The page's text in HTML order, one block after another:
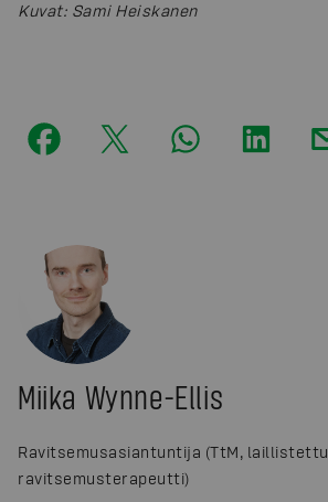
Kuvat: Sami Heiskanen
Miika Wynne-Ellis
Ravitsemusasiantuntija (TtM, laillistettu
ravitsemusterapeutti)